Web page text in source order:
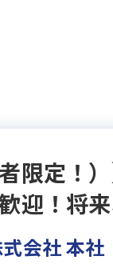
定！
迎！将
会社 本社